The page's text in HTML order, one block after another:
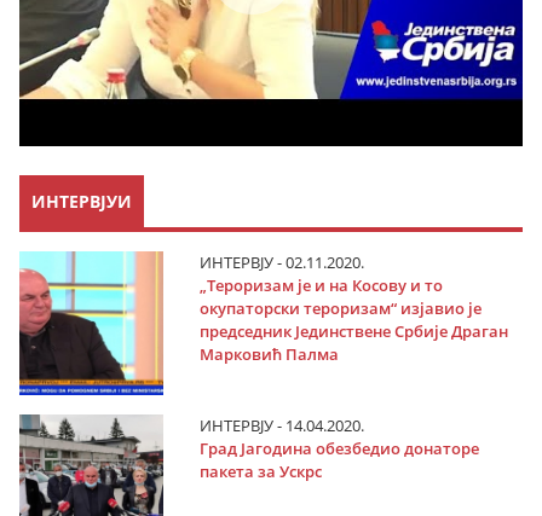
ИНТЕРВЈУИ
ИНТЕРВЈУ - 02.11.2020.
„Тероризам је и на Косову и то
окупаторски тероризам“ изјавио је
председник Јединствене Србије Драган
Марковић Палма
ИНТЕРВЈУ - 14.04.2020.
Град Јагодина обезбедио донаторе
пакета за Ускрс